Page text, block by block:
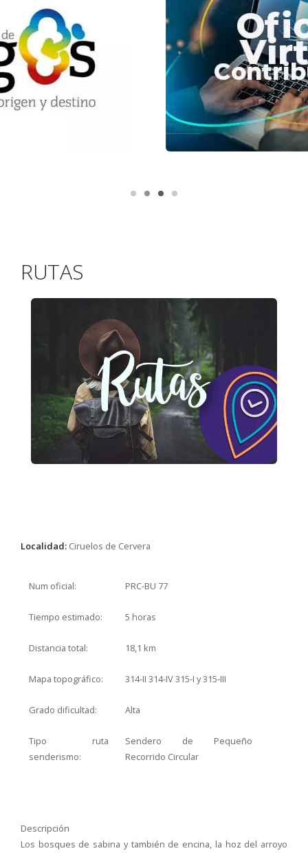
RUTAS
Localidad: Ciruelos de Cervera
Num oficial: PRC-BU 77
Tiempo estimado: 5 horas
Distancia total: 18,1 km
Mapa topográfico: 314-II 314-IV 315-I y 315-III
Grado dificultad: Alta
Tipo ruta
senderismo:
Sendero de Pequeño
Recorrido Circular
Descripción
Los bosques de sabina y también de encina, la hoz del arroyo